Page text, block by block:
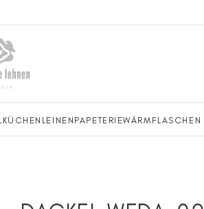
KÜCHENLEINEN PAPETERIEWÄRMFLASCHEN